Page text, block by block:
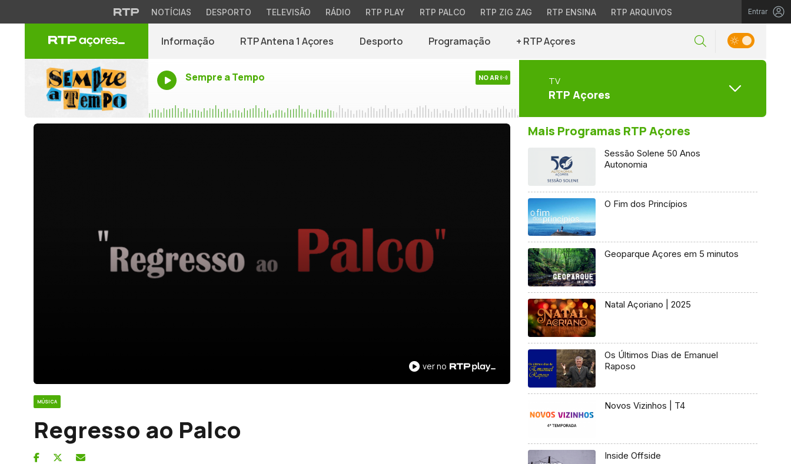
NOTÍCIAS DESPORTO TELEVISÃO RÁDIO RTP PLAY RTP PALCO RTP ZIG ZAG RTP ENSINA RTP ARQUIVOS Entrar
Informação RTP Antena 1 Açores Desporto Programação + RTP Açores
Sempre a Tempo NO AR TV
RTP Açores
ver no
MÚSICA
Regresso ao Palco
Mais Programas RTP Açores
Sessão Solene 50 Anos
Autonomia
O Fim dos Princípios
Geoparque Açores em 5 minutos
Natal Açoriano | 2025
Os Últimos Dias de Emanuel
Raposo
Novos Vizinhos | T4
Inside Offside